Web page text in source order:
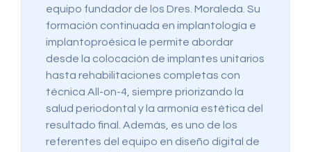
equipo fundador de los Dres. Moraleda. Su
formación continuada en implantología e
implantoproésica le permite abordar
desde la colocación de implantes unitarios
hasta rehabilitaciones completas con
técnica All-on-4, siempre priorizando la
salud periodontal y la armonía estética del
resultado final. Además, es uno de los
referentes del equipo en diseño digital de